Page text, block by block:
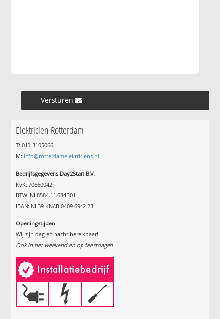
Versturen »
Elektricien Rotterdam
T: 010-3105066
M: info@rotterdamelektriciens.nl
Bedrijfsgegevens Day2Start B.V.
KvK: 70660042
BTW: NL8584.11.684B01
IBAN: NL39 KNAB 0409 6942 23
Openingstijden
Wij zijn dag en nacht bereikbaar!
Ook in het weekend en op feestdagen